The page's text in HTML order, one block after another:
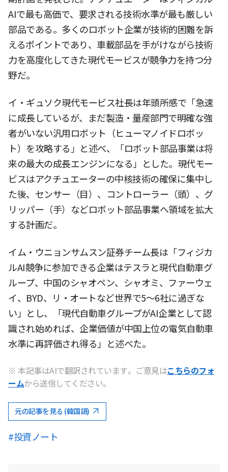
AIで最も高価で、要求される技術水準が最も厳しい
部品である。多くのロボット企業が技術的困難を訴
えるポイントであり、車載部品を手がけながら技術
力を高度化してきた現代モービスが競争力を持つ分
野だ。
イ・ギュソク現代モービス社長は年頭所感で「急速
に成長しているが、まだ製造・量産部門で明確な強
者がいない汎用ロボット（ヒューマノイドロボッ
ト）を攻略する」と述べ、「ロボット部品事業は将
来の最大の成長エンジンになる」とした。現代モー
ビスはアクチュエーターの中核技術の確保に集中し
た後、センサー（目）、コントローラー（頭）、グ
リッパー（手）などロボット部品事業へ領域を拡大
する計画だ。
イム・ウニョンサムスン証券チーム長は「フィジカ
ルAI競争に参加できる企業はテスラと現代自動車グ
ループ、中国のシャオペン、シャオミ、ファーウェ
イ、BYD、リ・オートなど世界で5〜6社に過ぎな
い」とし、「現代自動車グループがAI企業として認
識され始めれば、企業価値が中国上位の電気自動車
水準に再評価され得る」と述べた。
※ 本記事はAIで翻訳されています。ご意見はこちらのフォ
ームから送信してください。
元の記事を見る (韓国語)
#投資ノート